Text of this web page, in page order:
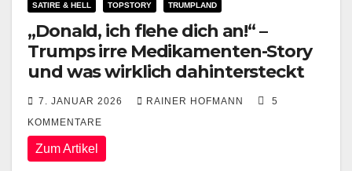
SATIRE & HELL TOPSTORY TRUMPLAND
„Donald, ich flehe dich an!“ –
Trumps irre Medikamenten-Story
und was wirklich dahintersteckt
7. JANUAR 2026 RAINER HOFMANN
5
KOMMENTARE
Zum Artikel